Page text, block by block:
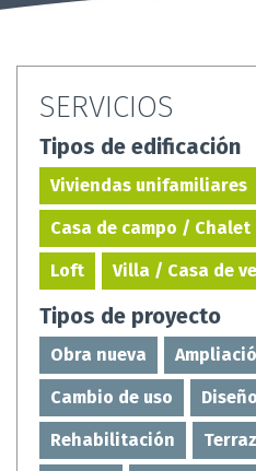
SERVICIOS
Tipos de edificación
Viviendas unifamiliares
Casa de campo / Chalet
Loft Villa / Casa de
Tipos de proyecto
Obra nueva
Cambio de uso
Rehabilitación